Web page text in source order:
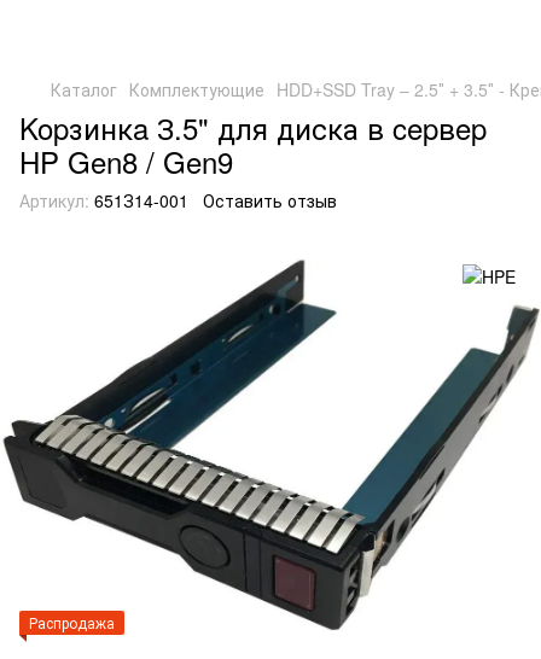
Каталог Комплектующие HDD+SSD Tray – 2.5″ + 3.5″ -
Kopзинкa З.5" для диска в cepвep
HP Gen8 / Gen9
Артикул: 651З14-001 Оставить отзыв
Распродажа